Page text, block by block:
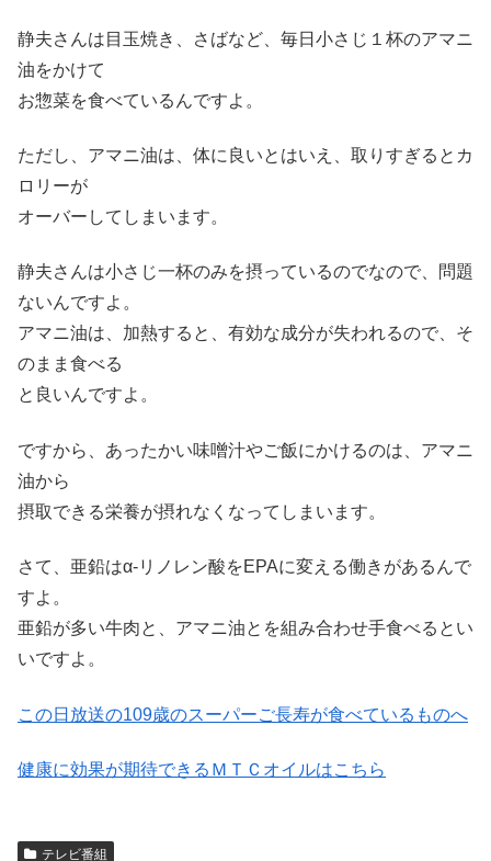
静夫さんは目玉焼き、さばなど、毎日小さじ１杯のアマニ
油をかけて
お惣菜を食べているんですよ。
ただし、アマニ油は、体に良いとはいえ、取りすぎるとカ
ロリーが
オーバーしてしまいます。
静夫さんは小さじ一杯のみを摂っているのでなので、問題
ないんですよ。
アマニ油は、加熱すると、有効な成分が失われるので、そ
のまま食べる
と良いんですよ。
ですから、あったかい味噌汁やご飯にかけるのは、アマニ
油から
摂取できる栄養が摂れなくなってしまいます。
さて、亜鉛はα-リノレン酸をEPAに変える働きがあるんで
すよ。
亜鉛が多い牛肉と、アマニ油とを組み合わせ手食べるとい
いですよ。
この日放送の109歳のスーパーご長寿が食べているものへ
健康に効果が期待できるＭＴＣオイルはこちら
テレビ番組